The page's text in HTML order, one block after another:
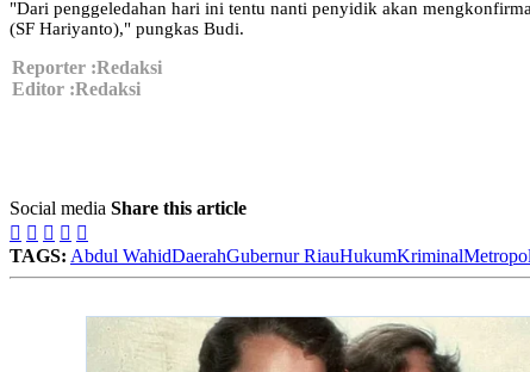
"Dari penggeledahan hari ini tentu nanti penyidik akan
(SF Hariyanto)," pungkas Budi.
Reporter :Redaksi
Editor :Redaksi
Social media Share this article
    
TAGS: Abdul WahidDaerahGubernur RiauHukumKriminal